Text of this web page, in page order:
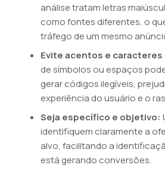
análise tratam letras
como fontes diferentes, o
tráfego de um mesmo
Evite acentos e
de símbolos ou espaços
gerar códigos ilegíveis,
experiência do usuário e o
Seja específico e objetivo:
identifiquem claramente a
alvo, facilitando a
está gerando conversões.